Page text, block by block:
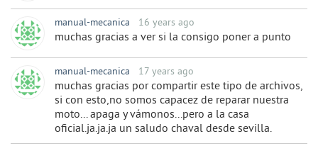
manual-mecanica 16 years ago
muchas gracias a ver si la consigo poner a punto
manual-mecanica 17 years ago
muchas gracias por compartir este tipo de archivos,
si con esto,no somos capacez de reparar nuestra
moto... apaga y vámonos...pero a la casa
oficial.ja.ja.ja un saludo chaval desde sevilla.